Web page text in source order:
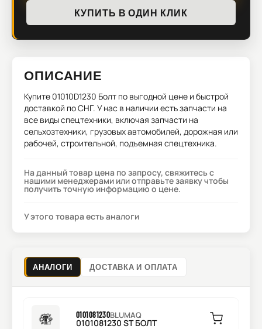
КУПИТЬ В ОДИН КЛИК
ОПИСАНИЕ
Купите 01010D1230 Болт по выгодной цене и быстрой
доставкой по СНГ. У нас в наличии есть запчасти на
все виды спецтехники, включая запчасти на
сельхозтехники, грузовых автомобилей, дорожная или
рабочей, строительной, подъемная спецтехника.
На данный товар цена по запросу, свяжитесь с
нашими менеджерами или отправьте заявку чтобы
получить точную информацию о цене.
У этого товара есть аналоги
АНАЛОГИ ДОСТАВКА И ОПЛАТА
0101081230BLUMAQ
0101081230 ST БОЛТ